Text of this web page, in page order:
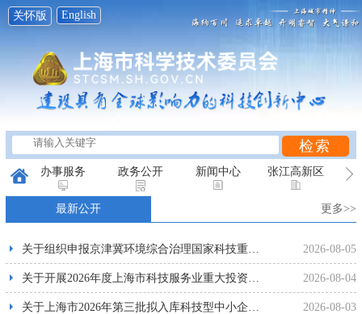
关怀版 English
办事服务 政务公开 新闻中心 张江高新区
创新研究
最新公开 更多>>
2026-08-05
关于组织申报京津冀环境综合治理国家科技重大专项2027年度有关项目的通知
2026-08-04
2026-08-03